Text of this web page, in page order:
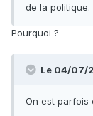
de la politique.
Pourquoi ?
Le 04/07/
On est parfois